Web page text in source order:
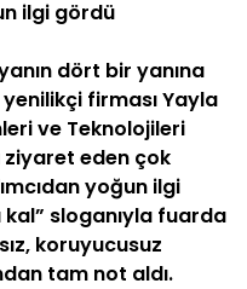
ilgi gördü
dört bir yanına
firması Yayla
ve Teknolojileri
ziyaret eden çok
yoğun ilgi
kal” sloganıyla fuarda
koruyucusuz
tam not aldı.